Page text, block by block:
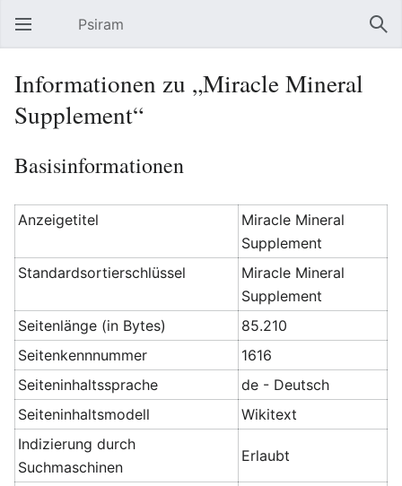
Hauptmenü öffnen Psiram
Informationen zu „Miracle Mineral
Supplement“
Basisinformationen
Anzeigetitel
Miracle Mineral
Supplement
Standardsortierschlüssel
Miracle Mineral
Supplement
Seitenlänge (in Bytes)
85.210
Seitenkennnummer
1616
Seiteninhaltssprache
de - Deutsch
Seiteninhaltsmodell
Wikitext
Indizierung durch
Suchmaschinen
Erlaubt